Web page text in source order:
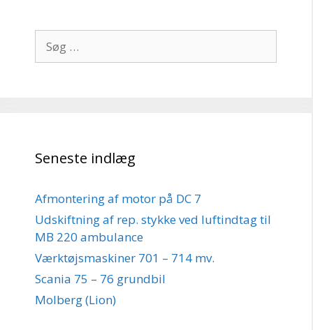
efter:
Seneste indlæg
Afmontering af motor på DC 7
Udskiftning af rep. stykke ved luftindtag til
MB 220 ambulance
Værktøjsmaskiner 701 – 714 mv.
Scania 75 – 76 grundbil
Molberg (Lion)